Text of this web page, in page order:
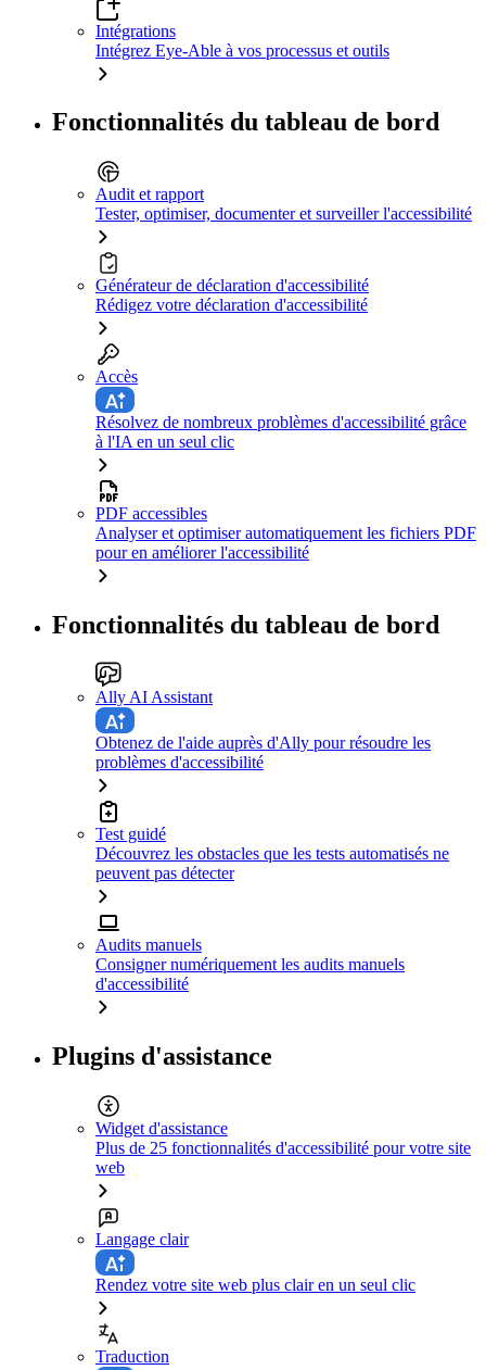
Intégrations
Intégrez Eye-Able à vos processus et outils
Fonctionnalités du tableau de bord
Audit et rapport
Tester, optimiser, documenter et surveiller l'accessibilité
Générateur de déclaration d'accessibilité
Rédigez votre déclaration d'accessibilité
Accès
Résolvez de nombreux problèmes d'accessibilité grâce
à l'IA en un seul clic
PDF accessibles
Analyser et optimiser automatiquement les fichiers PDF
pour en améliorer l'accessibilité
Fonctionnalités du tableau de bord
Ally AI Assistant
Obtenez de l'aide auprès d'Ally pour résoudre les
problèmes d'accessibilité
Test guidé
Découvrez les obstacles que les tests automatisés ne
peuvent pas détecter
Audits manuels
Consigner numériquement les audits manuels
d'accessibilité
Plugins d'assistance
Widget d'assistance
Plus de 25 fonctionnalités d'accessibilité pour votre site
web
Langage clair
Rendez votre site web plus clair en un seul clic
Traduction